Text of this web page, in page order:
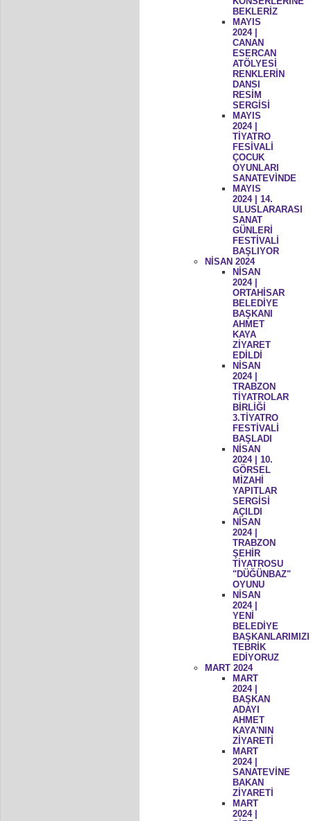
BEKLERİZ
MAYIS
2024 |
CANAN
ESERCAN
ATÖLYESİ
RENKLERİN
DANSI
RESİM
SERGİSİ
MAYIS
2024 |
TİYATRO
FESİVALİ
ÇOCUK
OYUNLARI
SANATEVİNDE
MAYIS
2024 | 14.
ULUSLARARASI
SANAT
GÜNLERİ
FESTİVALİ
BAŞLIYOR
NİSAN 2024
NİSAN
2024 |
ORTAHİSAR
BELEDİYE
BAŞKANI
AHMET
KAYA
ZİYARET
EDİLDİ
NİSAN
2024 |
TRABZON
TİYATROLAR
BİRLİĞİ
3.TİYATRO
FESTİVALİ
BAŞLADI
NİSAN
2024 | 10.
GÖRSEL
MİZAHİ
YAPITLAR
SERGİSİ
AÇILDI
NİSAN
2024 |
TRABZON
ŞEHİR
TİYATROSU
"DÜĞÜNBAZ"
OYUNU
NİSAN
2024 |
YENİ
BELEDİYE
BAŞKANLARIMIZI
TEBRİK
EDİYORUZ
MART 2024
MART
2024 |
BAŞKAN
ADAYI
AHMET
KAYA'NIN
ZİYARETİ
MART
2024 |
SANATEVİNE
BAKAN
ZİYARETİ
MART
2024 |